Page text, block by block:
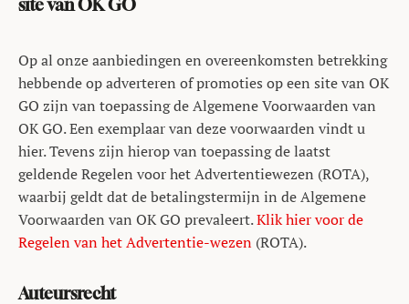
site van OK GO
Op al onze aanbiedingen en overeenkomsten betrekking
hebbende op adverteren of promoties op een site van OK
GO zijn van toepassing de Algemene Voorwaarden van
OK GO. Een exemplaar van deze voorwaarden vindt u
hier. Tevens zijn hierop van toepassing de laatst
geldende Regelen voor het Advertentiewezen (ROTA),
waarbij geldt dat de betalingstermijn in de Algemene
Voorwaarden van OK GO prevaleert.Klik hier voor de
Regelen van het Advertentie-wezen (ROTA).
Auteursrecht